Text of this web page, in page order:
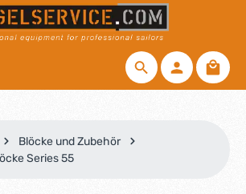
Blöcke und Zubehör
Series 55